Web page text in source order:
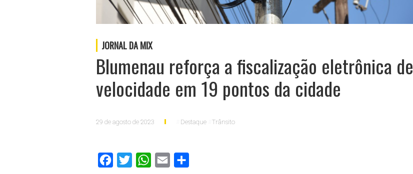
JORNAL DA MIX
Blumenau reforça a fiscalização eletrônica de
velocidade em 19 pontos da cidade
29 de agosto de 2023 Destaque Trânsito
FacebookTwitter WhatsAppEmail